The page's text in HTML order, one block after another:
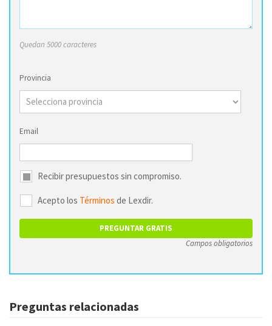
Quedan 5000 caracteres
Provincia
Email
Recibir presupuestos sin compromiso.
Acepto los Términos de Lexdir.
Campos obligatorios
Preguntas relacionadas